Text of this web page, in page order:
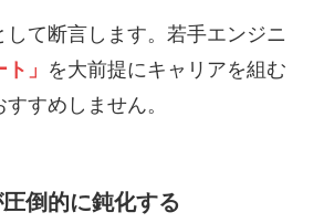
して断言します。若手エンジニ
」
を大前提にキャリアを組む
すめしません。
倒的に鈍化する